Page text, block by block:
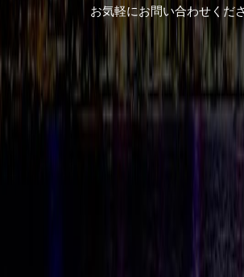
お気軽にお問い合わせくださ